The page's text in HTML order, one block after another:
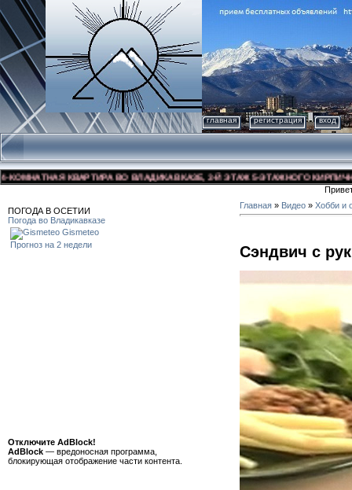
главная регистрация вход
КВАРТИРА ВО ВЛАДИКАВКАЗЕ, 3-Й ЭТАЖ 5-ЭТАЖНОГО
ПОГОДА В ОСЕТИИ
Погода во Владикавказе
Gismeteo
Прогноз на 2 недели
Отключите AdBlock!
AdBlock — вредоносная программа,
блокирующая отображение части контента.
Главная » Видео » Хобби и
Сэндвич с